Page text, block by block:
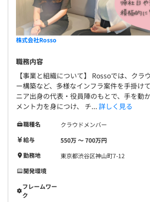
給与改定：年1回（4月）
社会保険完備（雇用・労災・健康・厚生
無期雇用
株式会社Rosso
職務内容
【事業と組織について】 Rossoでは、クラ
ー構築など、多様なインフラ案件を手掛け
ニア出身の代表・役員陣のもとで、手を動
メント力を身につけ、 チ... 詳しく見る
職種名
クラウドメンバー
給与
550万 〜 700万円
勤務地
東京都渋谷区神山町7-12
開発環境
フレームワー
ク